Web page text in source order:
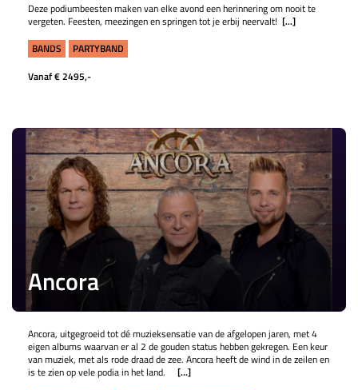
Deze podiumbeesten maken van elke avond een herinnering om nooit te
vergeten. Feesten, meezingen en springen tot je erbij neervalt! [...]
BANDS
PARTYBAND
Vanaf € 2495,-
Ancora
Ancora, uitgegroeid tot dé muzieksensatie van de afgelopen jaren, met 4
eigen albums waarvan er al 2 de gouden status hebben gekregen. Een keur
van muziek, met als rode draad de zee. Ancora heeft de wind in de zeilen en
is te zien op vele podia in het land. [...]